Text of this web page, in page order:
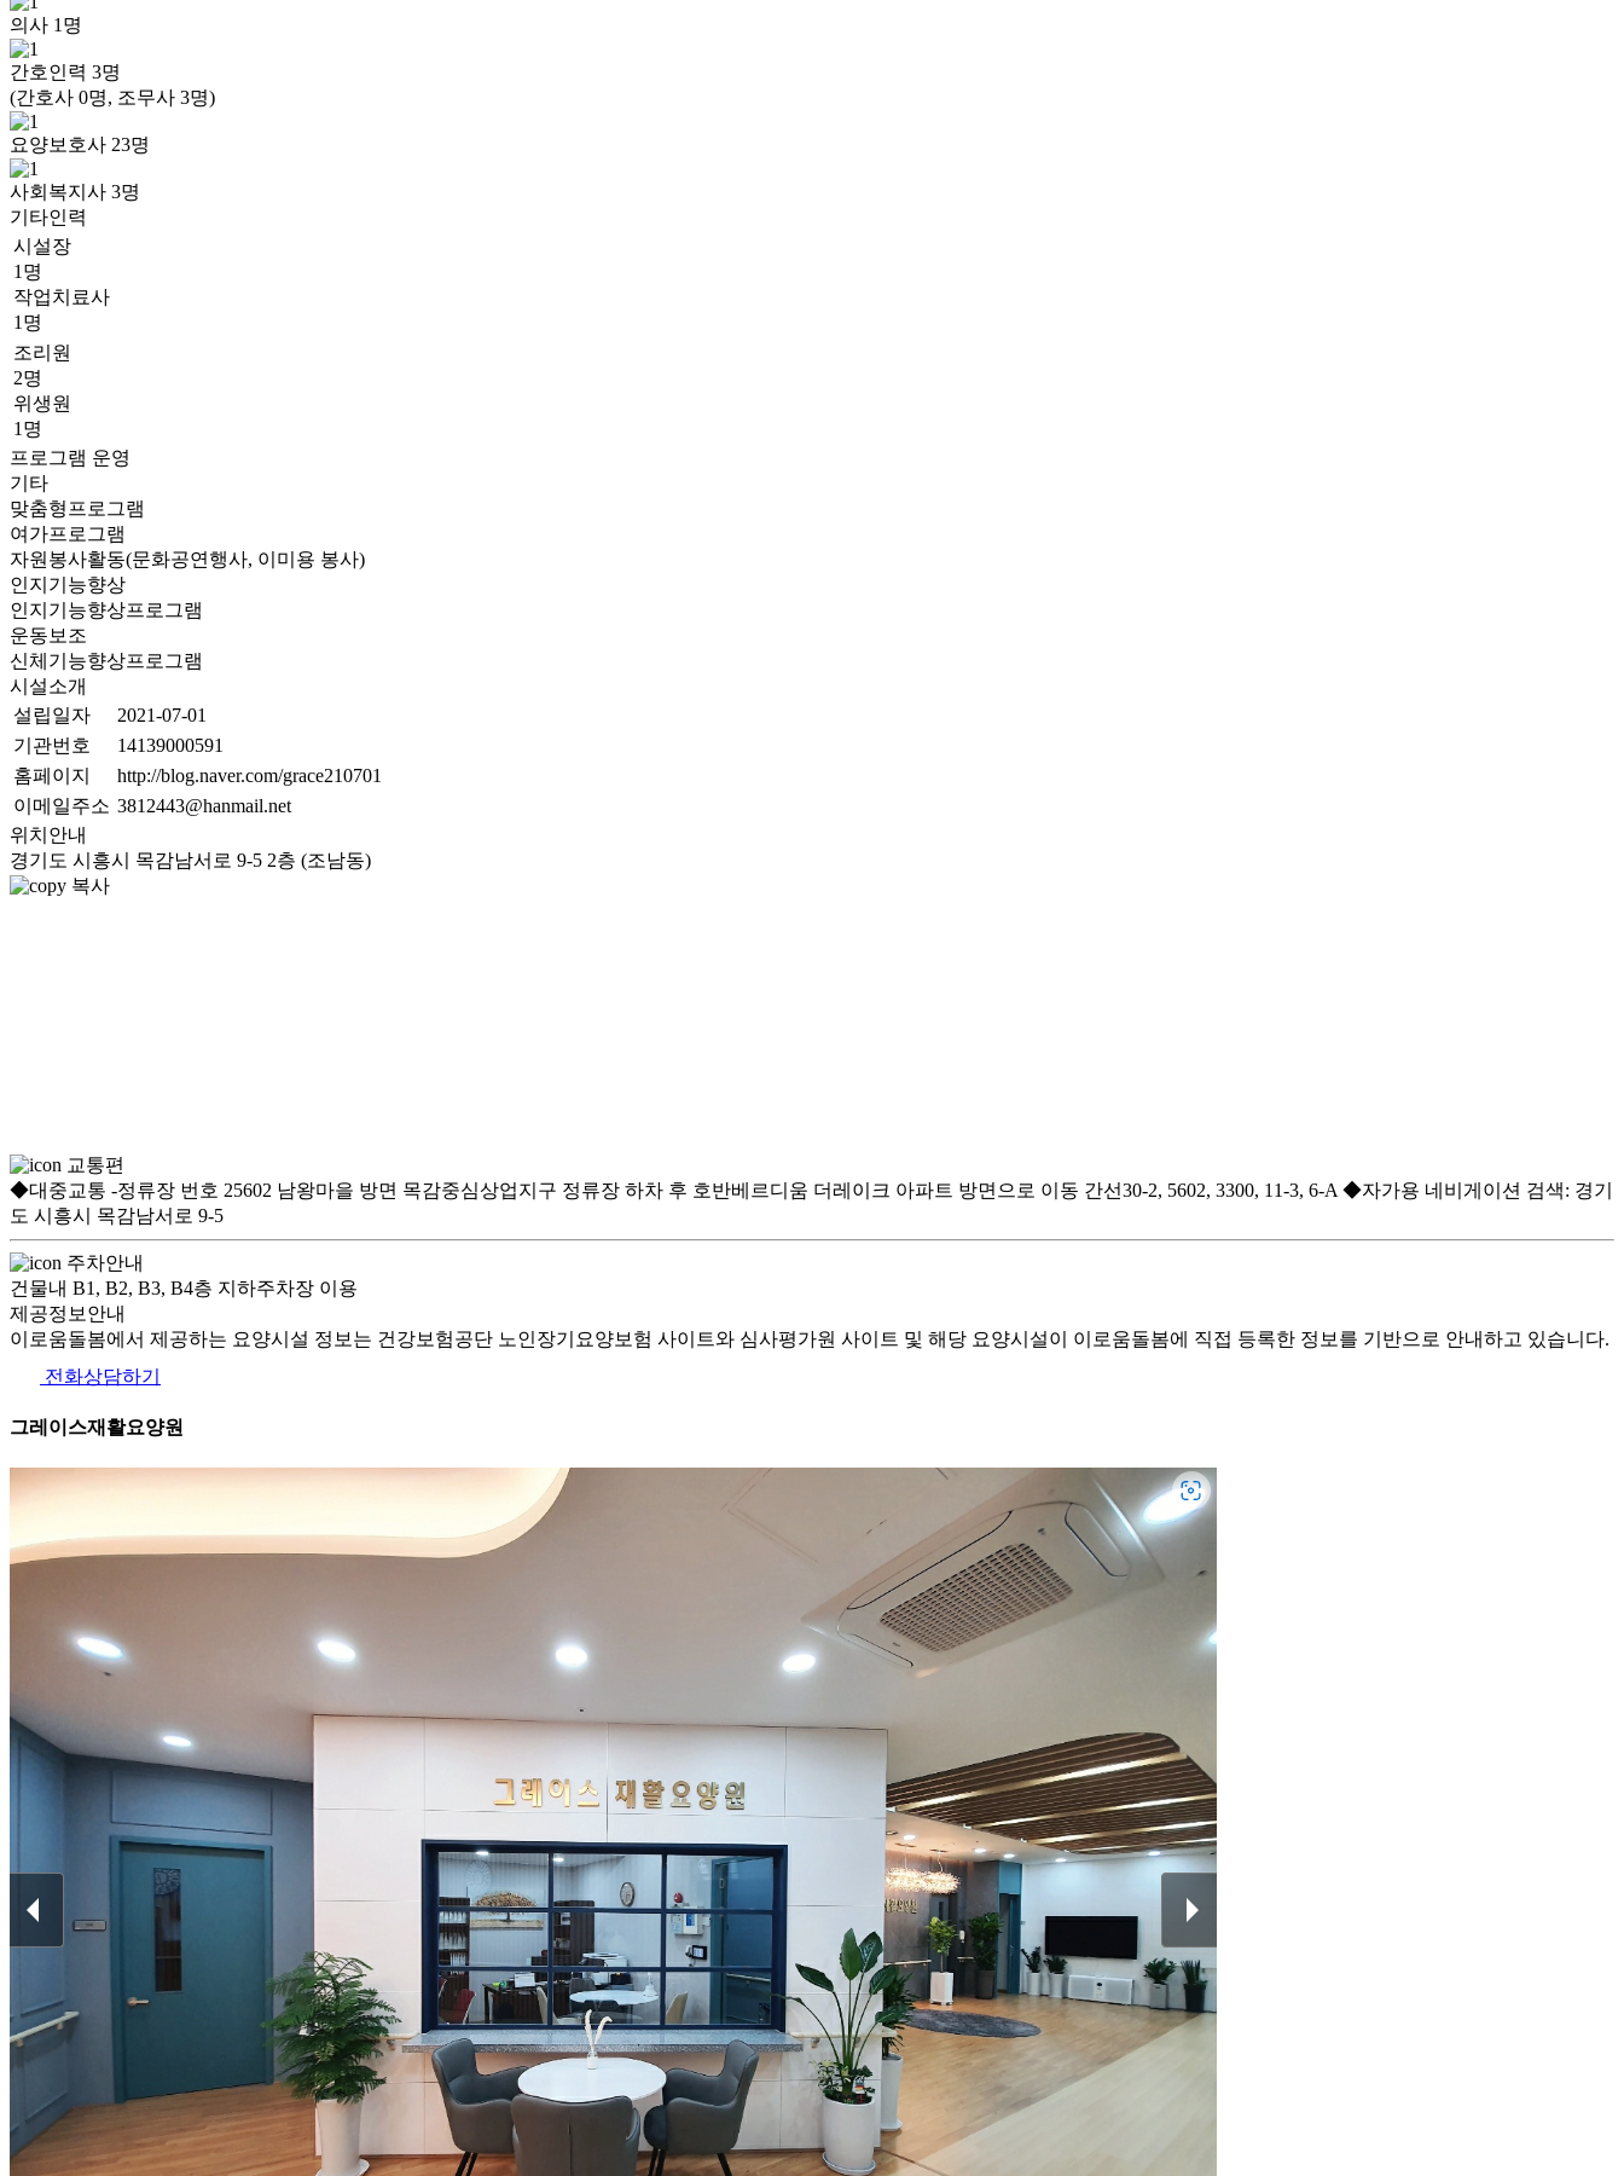
의사 1 명
간호인력 3명
(간호사 0명, 조무사 3명)
요양보호사 23명
사회복지사 3명
기타인력
시설장
1명
작업치료사
1명
조리원
2명
위생원
1명
프로그램 운영
기타
맞춤형프로그램
여가프로그램
자원봉사활동(문화공연행사, 이미용 봉사)
인지기능향상
인지기능향상프로그램
운동보조
신체기능향상프로그램
시설소개
설립일자
2021-07-01
기관번호
14139000591
홈페이지
http://blog.naver.com/grace210701
이메일주소 3812443@hanmail.net
위치안내
경기도 시흥시 목감남서로 9-5 2층 (조남동)
복사
교통편
◆대중교통 -정류장 번호 25602 남왕마을 방면 목감중심상업지구 정류장 하차 후 호반베르디움 더레이크 아파트 방면으로 이동 간선30-2, 5602, 3300, 11-3, 6-A ◆자가용 네비게이션 검색: 경기
도 시흥시 목감남서로 9-5
주차안내
건물내 B1, B2, B3, B4층 지하주차장 이용
제공정보안내
이로움돌봄에서 제공하는 요양시설 정보는 건강보험공단 노인장기요양보험 사이트와 심사평가원 사이트 및 해당 요양시설이 이로움돌봄에 직접 등록한 정보를 기반으로 안내하고 있습니다.
전화상담하기
그레이스재활요양원